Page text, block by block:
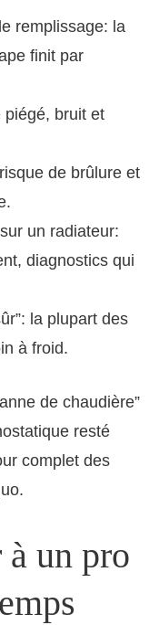
remplissage: la
finit par
piégé, bruit et
de brûlure et
un radiateur:
diagnostics qui
la plupart des
à froid.
de chaudière”
resté
complet des
à un pro